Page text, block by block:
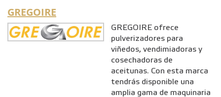
GREGOIRE
GREGOIRE ofrece
pulverizadores para
viñedos, vendimiadoras y
cosechadoras de
aceitunas. Con esta marca
tendrás disponible una
amplia gama de maquinaria